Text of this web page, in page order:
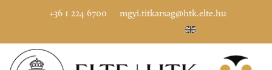
+36 1 224 6700 mgyi.titkarsag@htk.elte.hu